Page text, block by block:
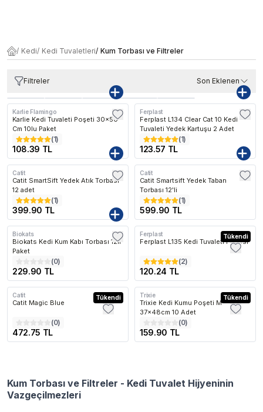
/ Kedi/ Kedi Tuvaletleri/ Kum Torbası ve Filtreler
Filtreler Son Eklenen
Karlie Flamingo
Karlie Kedi Tuvaleti Poşeti 30x50
Cm 10lu Paket
(1)
108.39 TL
Ferplast
Ferplast L134 Clear Cat 10 Kedi
Tuvaleti Yedek Kartuşu 2 Adet
(1)
123.57 TL
Catit
Catit SmartSift Yedek Atık Torbası
12 adet
(1)
399.90 TL
Catit
Catit Smartsift Yedek Taban
Torbası 12'li
(1)
599.90 TL
Biokats
Biokats Kedi Kum Kabı Torbası 12li
Paket
(0)
229.90 TL
Tükendi
Ferplast
Ferplast L135 Kedi Tuvaleti Filtresi
(2)
120.24 TL
Tükendi
Catit
Catit Magic Blue
(0)
472.75 TL
Tükendi
Trixie
Trixie Kedi Kumu Poşeti M
37x48cm 10 Adet
(0)
159.90 TL
Kum Torbası ve Filtreler - Kedi Tuvalet Hijyeninin
Vazgeçilmezleri